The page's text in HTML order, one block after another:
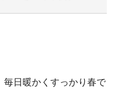
毎日暖かくすっかり春で